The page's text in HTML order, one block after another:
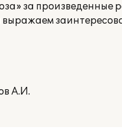
за
А.И.